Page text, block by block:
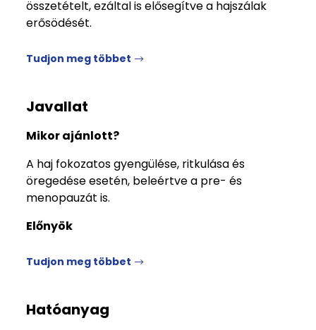
összetételt, ezáltal is elősegítve a hajszálak
erősödését.
Tudjon meg többet
Javallat
Mikor ajánlott?
A haj fokozatos gyengülése, ritkulása és
öregedése esetén, beleértve a pre- és
menopauzát is.
Előnyök
Tudjon meg többet
Hatóanyag